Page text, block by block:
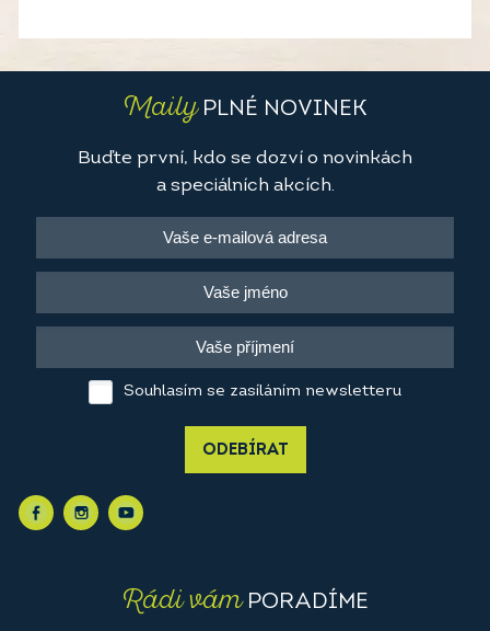
MailyPLNÉ NOVINEK
Buďte první, kdo se dozví o novinkách
a speciálních akcích.
Souhlasím se zasíláním newsletteru
ODEBÍRAT
Rádi vámPORADÍME